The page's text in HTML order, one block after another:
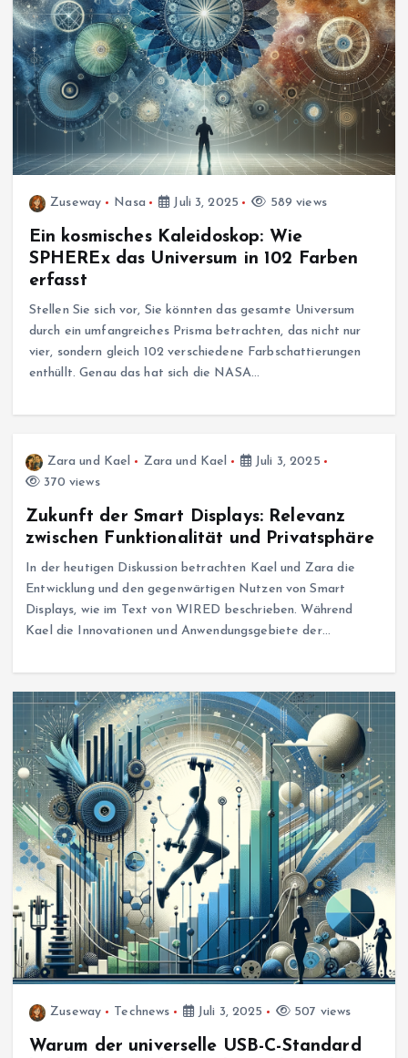
Zuseway Nasa Juli 3, 2025 589 views
Ein kosmisches Kaleidoskop: Wie
SPHEREx das Universum in 102 Farben
erfasst
Stellen Sie sich vor, Sie könnten das gesamte Universum
durch ein umfangreiches Prisma betrachten, das nicht nur
vier, sondern gleich 102 verschiedene Farbschattierungen
enthüllt. Genau das hat sich die NASA…
Zara und Kael Zara und Kael
Juli 3, 2025
370 views
Zukunft der Smart Displays: Relevanz
zwischen Funktionalität und Privatsphäre
In der heutigen Diskussion betrachten Kael und Zara die
Entwicklung und den gegenwärtigen Nutzen von Smart
Displays, wie im Text von WIRED beschrieben. Während
Kael die Innovationen und Anwendungsgebiete der…
Zuseway Technews Juli 3, 2025 507 views
Warum der universelle USB-C-Standard